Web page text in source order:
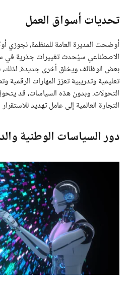
تحديات أسواق العمل
أوضحت المديرة العامة للمنظمة، نجوزي
الاصطناعي سيُحدث تغييرات جذرية في
بعض الوظائف ويخلق أخرى جديدة. لذلك،
تعليمية وتدريبية تعزز المهارات الرقمية
التحولات. وبدون هذه السياسات، قد
التجارة العالمية إلى عامل تهديد
دور السياسات الوطنية